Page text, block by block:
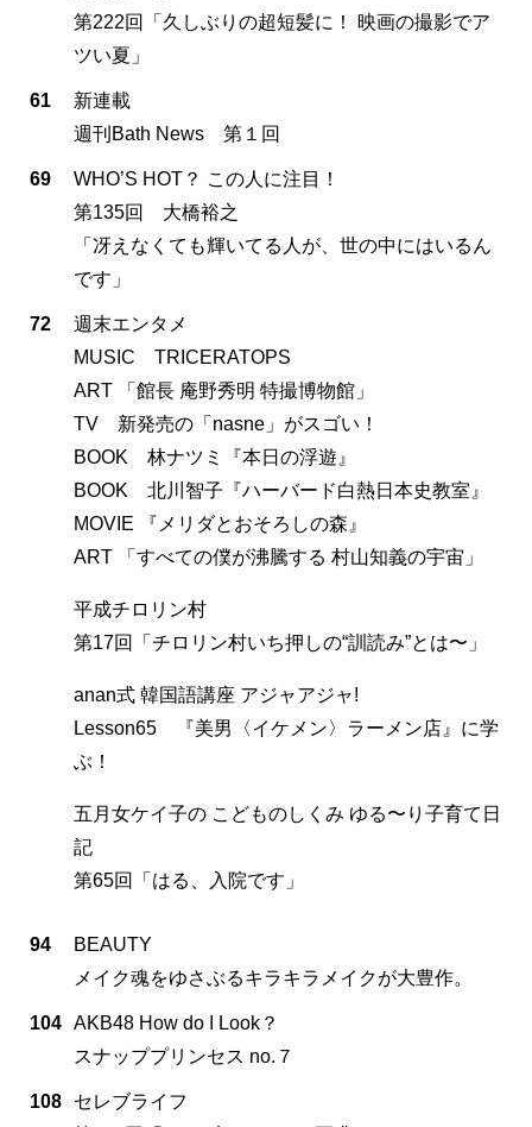
第222回「久しぶりの超短髪に！ 映画の撮影でア
ツい夏」
61
新連載
週刊Bath News 第１回
69
WHO’S HOT？ この人に注目！
第135回 大橋裕之
「冴えなくても輝いてる人が、世の中にはいるん
です」
72
週末エンタメ
MUSIC TRICERATOPS
ART 「館長 庵野秀明 特撮博物館」
TV 新発売の「nasne」がスゴい！
BOOK 林ナツミ『本日の浮遊』
BOOK 北川智子『ハーバード白熱日本史教室』
MOVIE 『メリダとおそろしの森』
ART 「すべての僕が沸騰する 村山知義の宇宙」
平成チロリン村
第17回「チロリン村いち押しの“訓読み”とは〜」
anan式 韓国語講座 アジャアジャ!
Lesson65 『美男〈イケメン〉ラーメン店』に学
ぶ！
五月女ケイ子の こどものしくみ ゆる〜り子育て日
記
第65回「はる、入院です」
94
BEAUTY
メイク魂をゆさぶるキラキラメイクが大豊作。
104 AKB48 How do I Look？
スナッププリンセス no.７
108
セレブライフ